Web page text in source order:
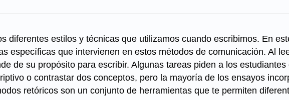
diferentes estilos y técnicas que utilizamos cuando escribimos. En
específicas que intervienen en estos métodos de comunicación. Al
de su propósito para escribir. Algunas tareas piden a los
o contrastar dos conceptos, pero la mayoría de los ensayos
retóricos son un conjunto de herramientas que te permiten